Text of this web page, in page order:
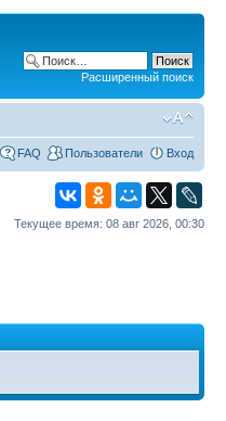
Расширенный поиск
FAQ Пользователи Вход
Текущее время: 08 авг 2026, 00:30